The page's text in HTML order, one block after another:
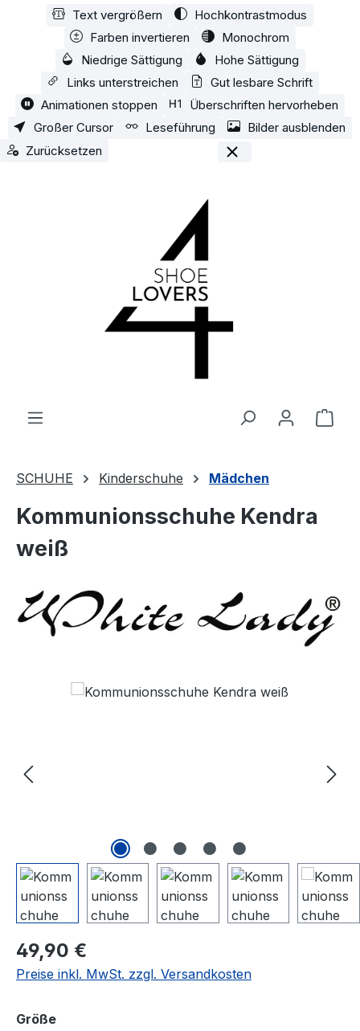
Zum Hauptinhalt springen
Text vergrößern
Hochkontrastmodus
Farben invertieren
Monochrom
Niedrige Sättigung
Hohe Sättigung
Links unterstreichen
Gut lesbare Schrift
Animationen stoppen
Überschriften hervorheben
Großer Cursor
Leseführung
Bilder ausblenden
Zurücksetzen
SCHUHE Kinderschuhe Mädchen
Kommunionsschuhe Kendra
weiß
Bildergalerie überspringen
Regulärer Preis:
49,90 €
Preise inkl. MwSt. zzgl. Versandkosten
Größeauswählen